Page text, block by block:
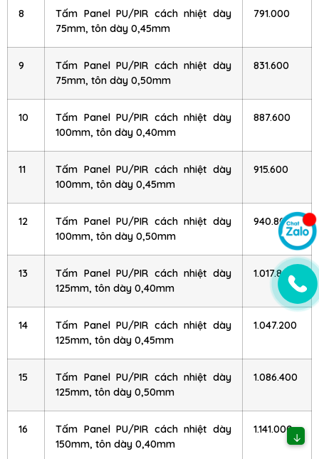
8
Tấm Panel PU/PIR cách nhiệt dày
75mm, tôn dày 0,45mm
791.000
9
Tấm Panel PU/PIR cách nhiệt dày
75mm, tôn dày 0,50mm
831.600
10
Tấm Panel PU/PIR cách nhiệt dày
100mm, tôn dày 0,40mm
887.600
11
Tấm Panel PU/PIR cách nhiệt dày
100mm, tôn dày 0,45mm
915.600
12
Tấm Panel PU/PIR cách nhiệt dày
100mm, tôn dày 0,50mm
940.800
13
Tấm Panel PU/PIR cách nhiệt dày
125mm, tôn dày 0,40mm
1.017.800
14
Tấm Panel PU/PIR cách nhiệt dày
125mm, tôn dày 0,45mm
1.047.200
15
Tấm Panel PU/PIR cách nhiệt dày
125mm, tôn dày 0,50mm
1.086.400
16
Tấm Panel PU/PIR cách nhiệt dày
150mm, tôn dày 0,40mm
1.141.000
↓